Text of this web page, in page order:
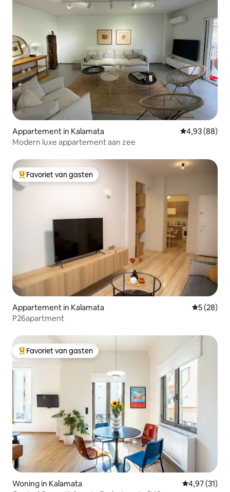
Appartement in Kalamata Gemiddelde
4,93 (88)
Modern luxe appartement aan zee
Topfavoriet van gasten
Favoriet van gasten
Appartement in Kalamata
5 (28)
P26apartment
Topfavoriet van gasten
Favoriet van gasten
Woning in Kalamata Gemiddelde
4,97 (31)